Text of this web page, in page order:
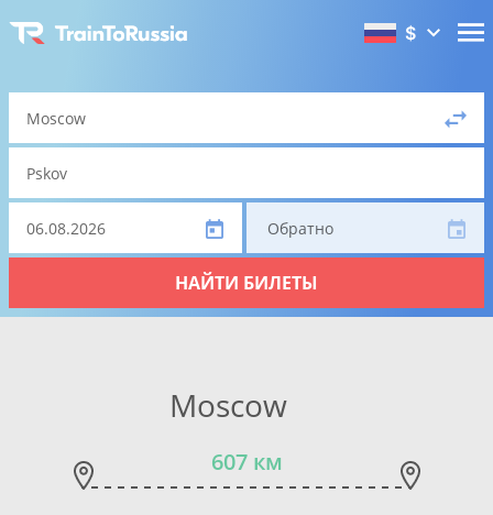
$
Обратно
НАЙТИ БИЛЕТЫ
Moscow
607 км